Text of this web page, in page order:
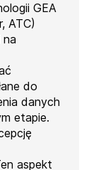
GEA
ATC)
na
do
danych
etapie.
aspekt